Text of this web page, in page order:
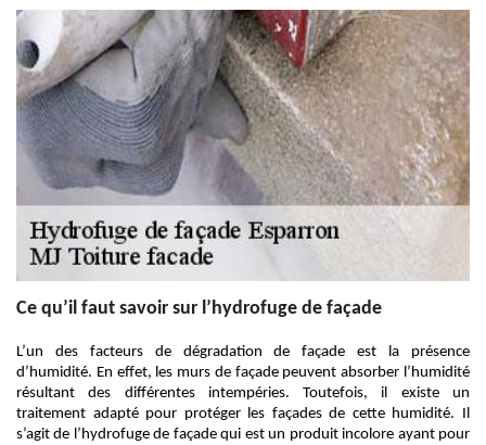
Ce qu’il faut savoir sur l’hydrofuge de façade
L’un des facteurs de dégradation de façade est la présence
d’humidité. En effet, les murs de façade peuvent absorber l’humidité
résultant des différentes intempéries. Toutefois, il existe un
traitement adapté pour protéger les façades de cette humidité. Il
s’agit de l’hydrofuge de façade qui est un produit incolore ayant pour